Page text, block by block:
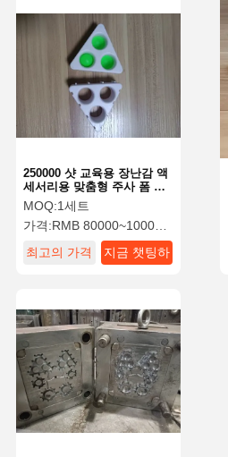
250000 샷 교육용 장난감 액
세서리용 맞춤형 주사 폼 플
라스틱 P20 폼
MOQ:1세트
가격:RMB 80000~100000/Piece
최고의 가격
지금 챗팅하